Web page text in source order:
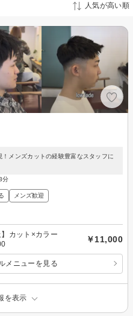
人気が高い順
メンズカットの経験豊富なスタッフに
分
メンズ歓迎
】カット×カラー
￥11,000
メニューを見る
を表示